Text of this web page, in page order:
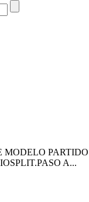
MODELO PARTIDO
A...